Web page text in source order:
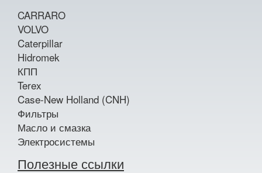
CARRARO
VOLVO
Caterpillar
Hidromek
КПП
Terex
Case-New Holland (CNH)
Фильтры
Масло и смазка
Электросистемы
Полезные ссылки